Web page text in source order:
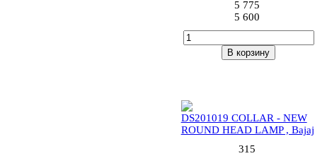
5 775
5 600
В корзину
DS201019 COLLAR - NEW
ROUND HEAD LAMP , Bajaj
315